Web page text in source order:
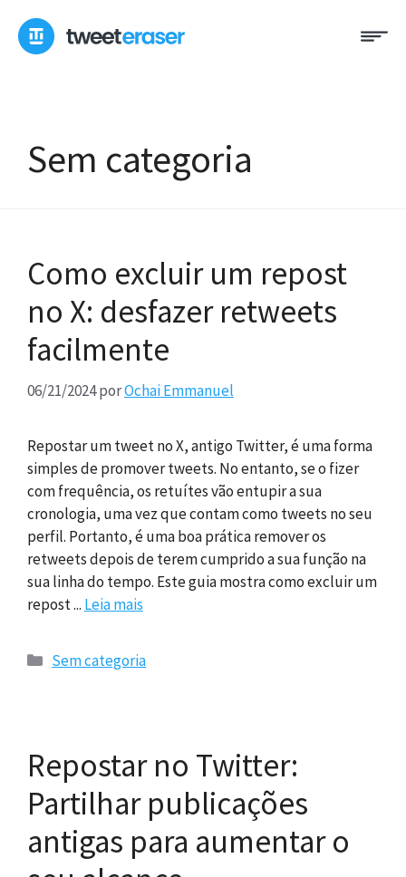
para
Sem categoria
Como excluir um repost
no X: desfazer retweets
facilmente
06/21/2024porOchai Emmanuel
Repostar um tweet no X, antigo Twitter, é uma forma
simples de promover tweets. No entanto, se o fizer
com frequência, os retuítes vão entupir a sua
cronologia, uma vez que contam como tweets no seu
perfil. Portanto, é uma boa prática remover os
retweets depois de terem cumprido a sua função na
sua linha do tempo. Este guia mostra como excluir um
repost ... Leia mais
Categorias
Sem categoria
Repostar no Twitter:
Partilhar publicações
antigas para aumentar o